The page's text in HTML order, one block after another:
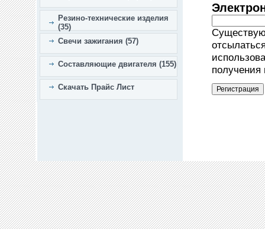
Резино-технические изделия
(35)
Свечи зажигания (57)
Составляющие двигателя (155)
Скачать Прайс Лист
получения